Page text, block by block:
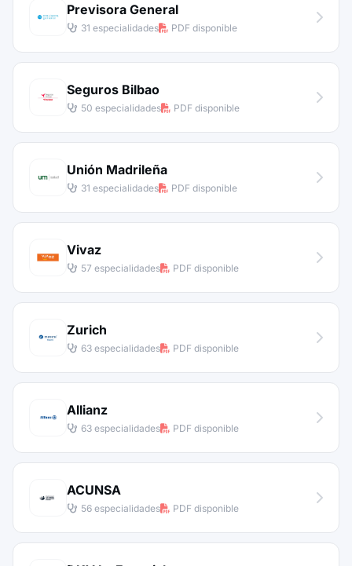
Previsora General
31 especialidades PDF disponible
Seguros Bilbao
50 especialidades PDF disponible
Unión Madrileña
31 especialidades PDF disponible
Vivaz
57 especialidades PDF disponible
Zurich
63 especialidades PDF disponible
Allianz
63 especialidades PDF disponible
ACUNSA
56 especialidades PDF disponible